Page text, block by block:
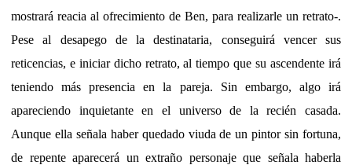
mostrará reacia al ofrecimiento de Ben, para realizarle un retrato-.
Pese al desapego de la destinataria, conseguirá vencer sus
reticencias, e iniciar dicho retrato, al tiempo que su ascendente irá
teniendo más presencia en la pareja. Sin embargo, algo irá
apareciendo inquietante en el universo de la recién casada.
Aunque ella señala haber quedado viuda de un pintor sin fortuna,
de repente aparecerá un extraño personaje que señala haberla